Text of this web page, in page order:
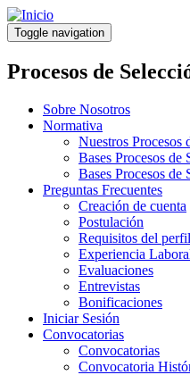
Pasar
al
contenido
principal
Toggle navigation
Procesos de
Sobre Nosotros
Normativa
Nuestros Procesos
Bases Procesos de
Bases Procesos
Preguntas Frecuentes
Creación de cuenta
Postulación
Requisitos del
Experiencia
Evaluaciones
Entrevistas
Bonificaciones
Iniciar Sesión
Convocatorias
Convocatorias
Convocatoria